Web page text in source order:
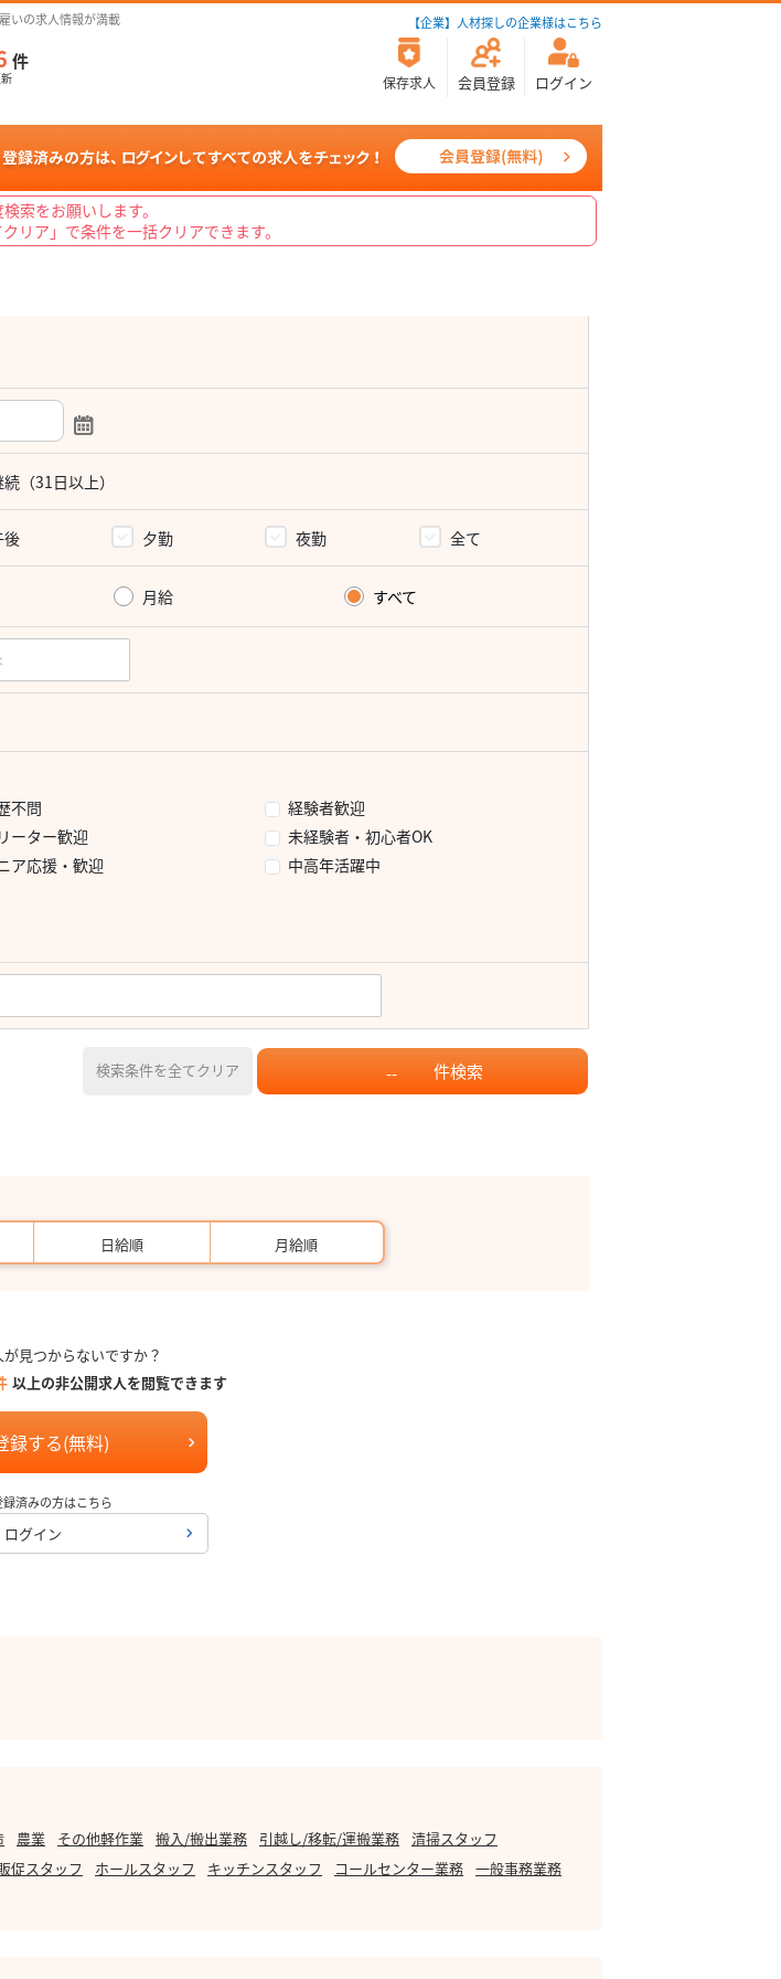
いの求人情報が満載 【企業】人材探しの企業様はこちら
件
保存求人 会員登録 ログイン
索をお願いします。
リア」で条件を一括クリアできます。
（31日以上）
後 夕勤 夜勤 全て
月給 すべて
不問
経験者歓迎
ーター歓迎
未経験者・初心者OK
ア応援・歓迎
中高年活躍中
検索条件を全てクリア -- 件検索
日給順 月給順
見つからないですか？
以上の非公開求人を閲覧できます
録する(無料)
済みの方はこちら
ログイン
農業 その他軽作業 搬入/搬出業務 引越し/移転/運搬業務 清掃スタッフ
促スタッフ ホールスタッフ キッチンスタッフ コールセンター業務 一般事務業務